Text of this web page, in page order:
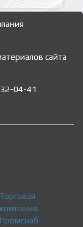
сайта
04-41
Торговая
компания
Промснаб